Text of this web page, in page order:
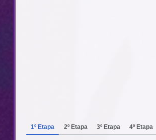
1º Etapa 2º Etapa 3º Etapa 4º Etapa